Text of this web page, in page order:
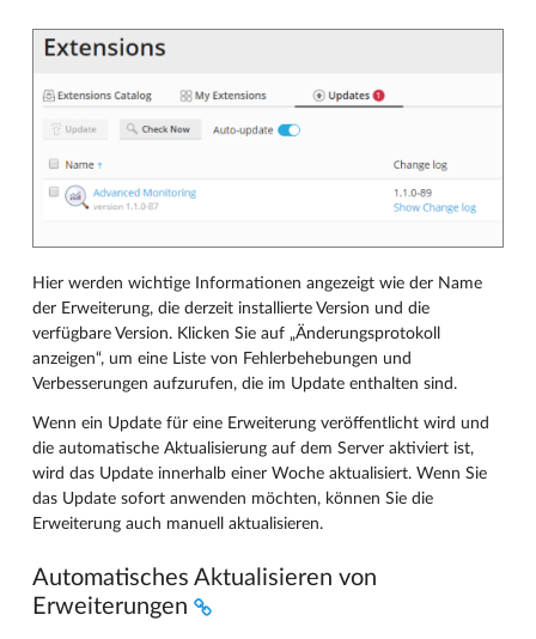
Hier werden wichtige Informationen angezeigt wie der Name
der Erweiterung, die derzeit installierte Version und die
verfügbare Version. Klicken Sie auf „Änderungsprotokoll
anzeigen“, um eine Liste von Fehlerbehebungen und
Verbesserungen aufzurufen, die im Update enthalten sind.
Wenn ein Update für eine Erweiterung veröffentlicht wird und
die automatische Aktualisierung auf dem Server aktiviert ist,
wird das Update innerhalb einer Woche aktualisiert. Wenn Sie
das Update sofort anwenden möchten, können Sie die
Erweiterung auch manuell aktualisieren.
Automatisches Aktualisieren von
Erweiterungen